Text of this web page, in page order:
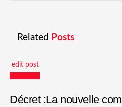
Related Posts
edit post
Décret :La nouvelle